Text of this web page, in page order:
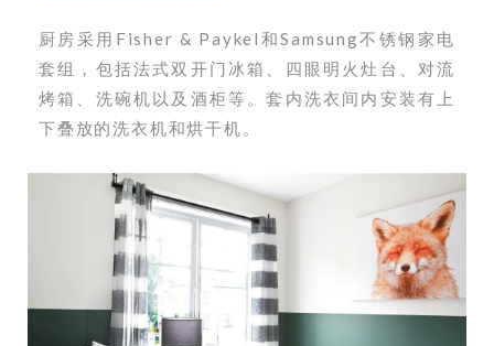
厨房采用Fisher & Paykel和Samsung不锈钢家电
套组，包括法式双开门冰箱、四眼明火灶台、对流
烤箱、洗碗机以及酒柜等。套内洗衣间内安装有上
下叠放的洗衣机和烘干机。